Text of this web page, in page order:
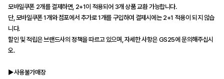
모바일쿠폰 2개를 결제하면, 2+1이 적용되어 3개 상품 교환 가능합니다.
단, 모바일쿠폰 1개와 점포에서 추가로 1개를 구입하여 결제시에는 2+1 적용이 되지 않습
니다.
할인 및 적립은 브랜드사의 정책을 따르고 있으며, 자세한 사항은 GS25에 문의해주십시
오.
▶사용불가매장